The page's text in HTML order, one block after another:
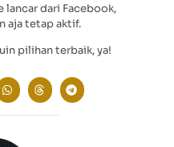
lancar dari Facebook,
aja tetap aktif.
pilihan terbaik, ya!